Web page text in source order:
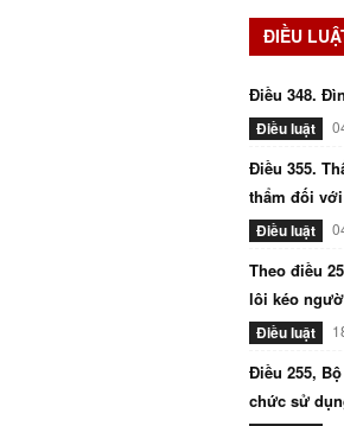
ĐIỀU
Điều 348.
Điều luật
Điều 355.
thẩm đối
Điều luật
Theo điều
lôi kéo
Điều luật
Điều 255,
chức sử